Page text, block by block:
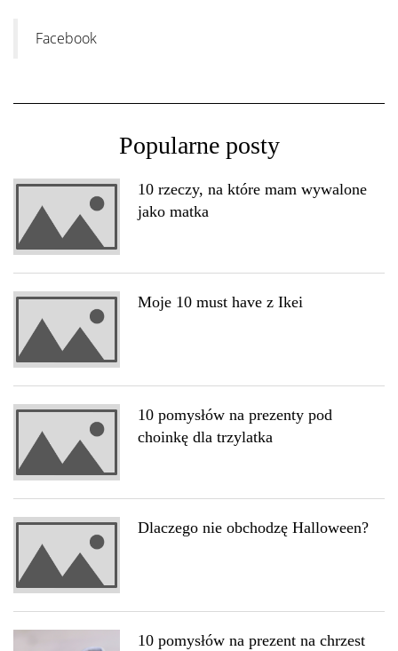
Facebook
Popularne posty
10 rzeczy, na które mam wywalone
jako matka
Moje 10 must have z Ikei
10 pomysłów na prezenty pod
choinkę dla trzylatka
Dlaczego nie obchodzę Halloween?
10 pomysłów na prezent na chrzest